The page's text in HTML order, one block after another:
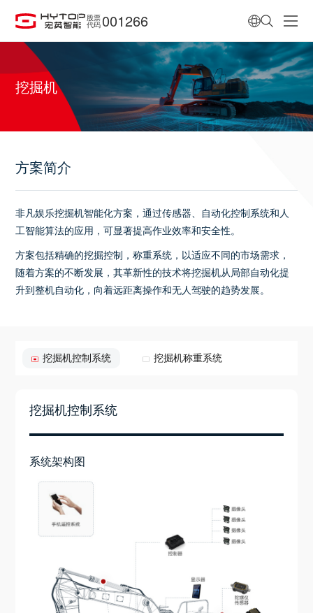
股票
代码 001266
挖掘机
方案简介
非凡娱乐挖掘机智能化方案，通过传感器、自动化控制系统和人
工智能算法的应用，可显著提高作业效率和安全性。
方案包括精确的挖掘控制，称重系统，以适应不同的市场需求，
随着方案的不断发展，其革新性的技术将挖掘机从局部自动化提
升到整机自动化，向着远距离操作和无人驾驶的趋势发展。
挖掘机控制系统 挖掘机称重系统
挖掘机控制系统
系统架构图